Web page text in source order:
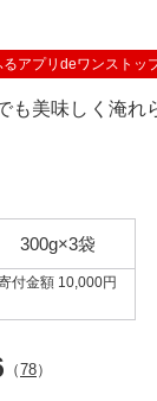
るアプリdeワンストッ
も美味しく淹
300g×3袋
付金額 10,000円
（78）